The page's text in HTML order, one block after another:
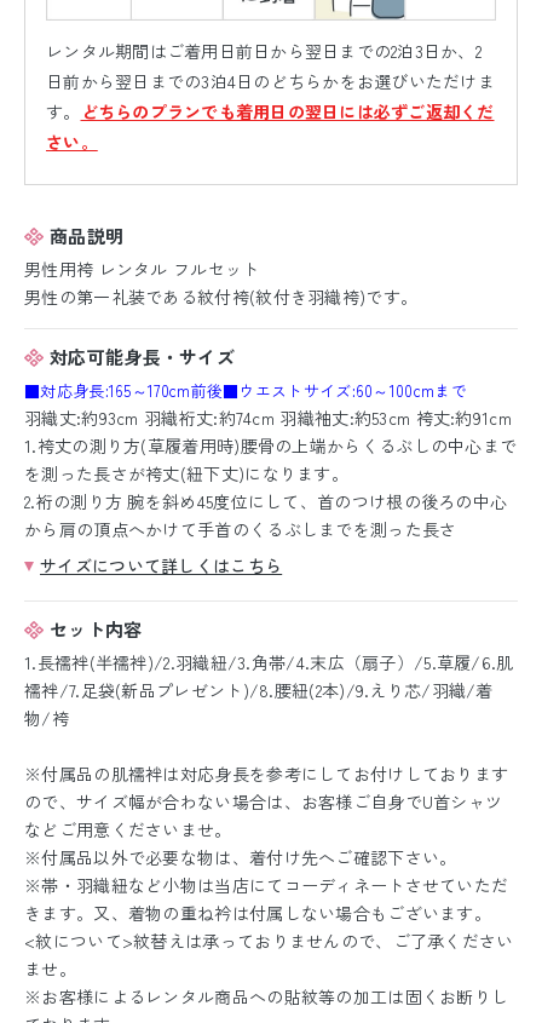
レンタル期間はご着用日前日から翌日までの2泊3日か、2
日前から翌日までの3泊4日のどちらかをお選びいただけま
す。
どちらのプランでも着用日の翌日には必ずご返却くだ
さい。
商品説明
男性用袴 レンタル フルセット
男性の第一礼装である紋付袴(紋付き羽織袴)です。
対応可能身長・サイズ
■対応身長:165～170cm前後■ウエストサイズ:60～100cmまで
羽織丈:約93cm 羽織裄丈:約74cm 羽織袖丈:約53cm 袴丈:約91cm
1.袴丈の測り方(草履着用時)腰骨の上端からくるぶしの中心まで
を測った長さが袴丈(紐下丈)になります。
2.裄の測り方 腕を斜め45度位にして、首のつけ根の後ろの中心
から肩の頂点へかけて手首のくるぶしまでを測った長さ
サイズについて詳しくはこちら
セット内容
1.長襦袢(半襦袢)/2.羽織紐/3.角帯/4.末広（扇子）/5.草履/6.肌
襦袢/7.足袋(新品プレゼント)/8.腰紐(2本)/9.えり芯/羽織/着
物/袴
※付属品の肌襦袢は対応身長を参考にしてお付けしております
ので、サイズ幅が合わない場合は、お客様ご自身でU首シャツ
などご用意くださいませ。
※付属品以外で必要な物は、着付け先へご確認下さい。
※帯・羽織紐など小物は当店にてコーディネートさせていただ
きます。又、着物の重ね衿は付属しない場合もございます。
<紋について>紋替えは承っておりませんので、ご了承ください
ませ。
※お客様によるレンタル商品への貼紋等の加工は固くお断りし